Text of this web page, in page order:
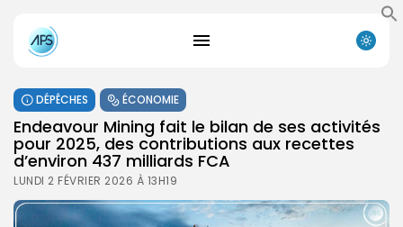
DÉPÊCHES ÉCONOMIE
Endeavour Mining fait le bilan de ses activités
pour 2025, des contributions aux recettes
d’environ 437 milliards FCA
LUNDI 2 FÉVRIER 2026 À 13H19